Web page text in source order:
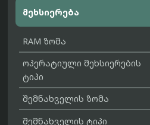
მეხსიერება
RAM ზომა
ოპერატიული მეხსიერების
ტიპი
შემნახველის ზომა
შემნახველის ტიპი